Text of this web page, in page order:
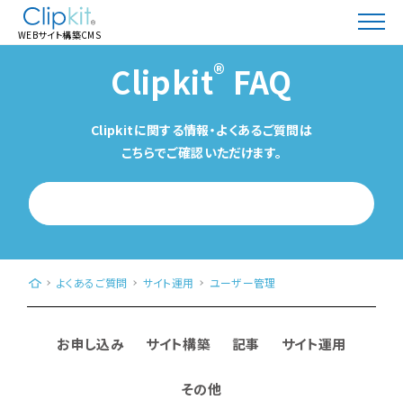
WEBサイト構築CMS
Clipkit® FAQ
Clipkitに関する情報・よくあるご質問は
こちらでご確認いただけます。
WEBサイト構築CMS「Clipkit®（クリップキット）」｜日本発、クラウド型（
よくあるご質問 サイト運用 ユーザー管理
お申し込み サイト構築 記事 サイト運用
その他